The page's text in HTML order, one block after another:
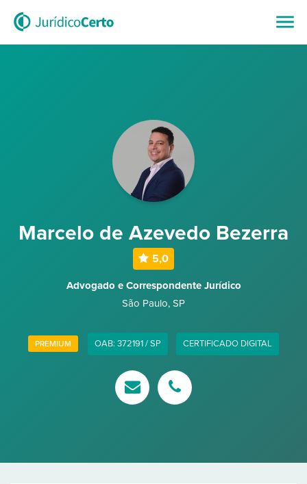
Marcelo de Azevedo Bezerra
5,0
Advogado e Correspondente Jurídico
São Paulo, SP
PREMIUM OAB: 372191 / SP CERTIFICADO DIGITAL